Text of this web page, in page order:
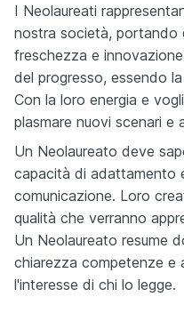
I Neolaureati
nostra società, portando
freschezza e
del progresso, essendo
Con la loro energia e
plasmare nuovi scenari e
Un Neolaureato deve
capacità di adattamento
comunicazione. Loro
qualità che verranno
Un Neolaureato resume
chiarezza competenze e
l'interesse di chi lo legge.